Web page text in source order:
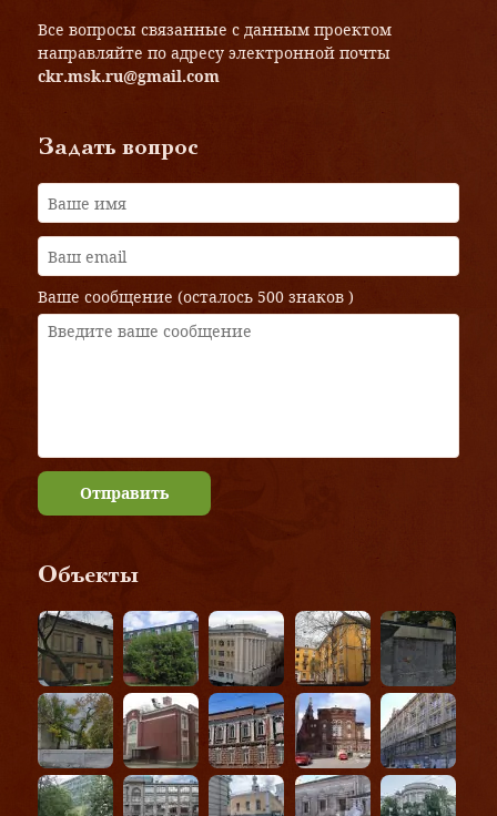
Все вопросы связанные с данным проектом
направляйте по адресу электронной почты
ckr.msk.ru@gmail.com
Задать вопрос
Ваше сообщение (осталось 500 знаков )
Отправить
Объекты